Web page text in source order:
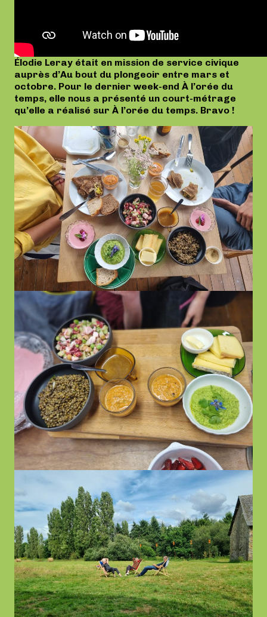
Élodie Leray était en mission de service civique
auprès d’Au bout du plongeoir entre mars et
octobre. Pour le dernier week-end À l’orée du
temps, elle nous a présenté un court-métrage
qu’elle a réalisé sur À l’orée du temps. Bravo !